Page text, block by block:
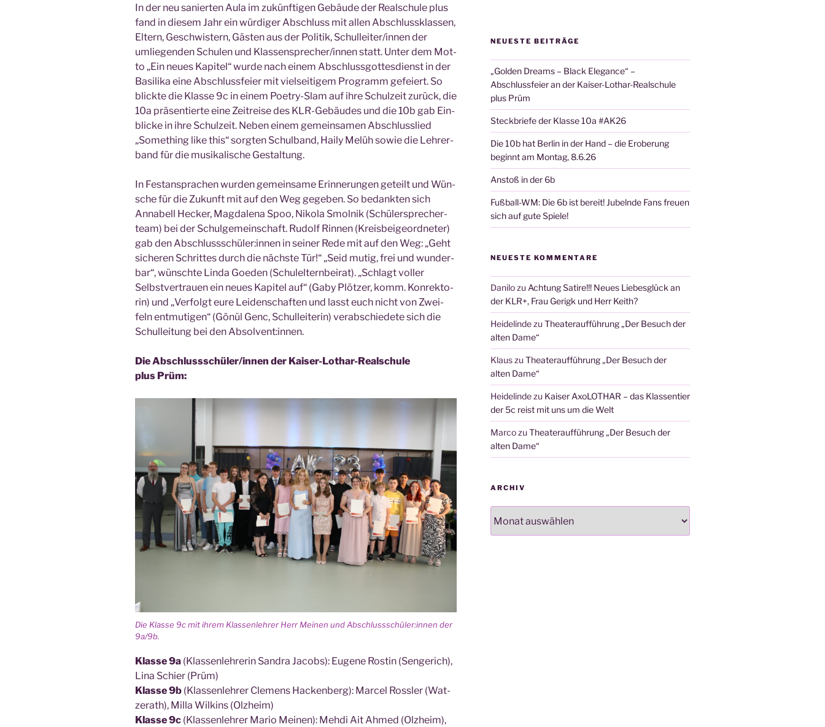
In der neu sanier­ten Aula im zukünf­ti­gen Gebäu­de der Real­schu­le plus
fand in die­sem Jahr ein wür­di­ger Abschluss mit allen Abschluss­klas­sen,
Eltern, Geschwis­tern, Gäs­ten aus der Poli­tik, Schulleiter/innen der
umlie­gen­den Schu­len und Klassensprecher/innen statt. Unter dem Mot­
to „Ein neu­es Kapi­tel“ wur­de nach einem Abschluss­got­tes­dienst in der
Basi­li­ka eine Abschluss­fei­er mit viel­sei­ti­gem Pro­gramm gefei­ert. So
blick­te die Klas­se 9c in einem Poet­ry-Slam auf ihre Schul­zeit zurück, die
10a prä­sen­tier­te eine Zeit­rei­se des KLR-Gebäu­des und die 10b gab Ein­
bli­cke in ihre Schul­zeit. Neben einem gemein­sa­men Abschluss­lied
„Some­thing like this“ sorg­ten Schul­band, Hai­ly Melüh sowie die Leh­rer­
band für die musi­ka­li­sche Gestaltung.
In Fest­an­spra­chen wur­den gemein­sa­me Erin­ne­run­gen geteilt und Wün­
sche für die Zukunft mit auf den Weg gege­ben. So bedank­ten sich
Anna­bell Hecker, Mag­da­le­na Spoo, Niko­la Smol­nik (Schü­ler­spre­cher­
team) bei der Schul­ge­mein­schaft. Rudolf Rin­nen (Kreis­bei­geord­ne­ter)
gab den Abschlussschüler:innen in sei­ner Rede mit auf den Weg: „Geht
siche­ren Schrit­tes durch die nächs­te Tür!“ „Seid mutig, frei und wun­der­
bar“, wünsch­te Lin­da Goe­den (Schul­el­tern­bei­rat). „Schlagt vol­ler
Selbst­ver­trau­en ein neu­es Kapi­tel auf“ (Gaby Plöt­zer, komm. Kon­rek­to­
rin) und „Ver­folgt eure Lei­den­schaf­ten und lasst euch nicht von Zwei­
feln ent­mu­ti­gen“ (Gönül Genc, Schul­lei­te­rin) ver­ab­schie­de­te sich die
Schul­lei­tung bei den Absolvent:innen.
Die Abschlussschüler/innen der Kai­ser-Lothar-Real­schu­le
plus Prüm:
Die Klas­se 9c mit ihrem Klas­sen­leh­rer Herr Mei­nen und Abschlussschüler:innen der
9a/9b.
Klas­se 9a (Klas­sen­leh­re­rin San­dra Jacobs): Euge­ne Ros­tin (Sen­ge­rich),
Lina Schier (Prüm)
Klas­se 9b (Klas­sen­leh­rer Cle­mens Hacken­berg): Mar­cel Ross­ler (Wat­
zer­ath), Mil­la Wil­kins (Olz­heim)
Klas­se 9c (Klas­sen­leh­rer Mario Mei­nen): Meh­di Ait Ahmed (Olz­heim),
NEUESTE BEITRÄGE
„Golden Dreams – Black Elegance“ –
Abschlussfeier an der Kaiser-Lothar-Realschule
plus Prüm
Steckbriefe der Klasse 10a #AK26
Die 10b hat Berlin in der Hand – die Eroberung
beginnt am Montag, 8.6.26
Anstoß in der 6b
Fußball-WM: Die 6b ist bereit! Jubelnde Fans freuen
sich auf gute Spiele!
NEUESTE KOMMENTARE
Danilozu Achtung Satire!!! Neues Liebesglück an
der KLR+, Frau Gerigk und Herr Keith?
Heidelindezu Theateraufführung „Der Besuch der
alten Dame“
Klauszu Theateraufführung „Der Besuch der
alten Dame“
Heidelindezu Kaiser AxoLOTHAR – das Klassentier
der 5c reist mit uns um die Welt
Marcozu Theateraufführung „Der Besuch der
alten Dame“
ARCHIV